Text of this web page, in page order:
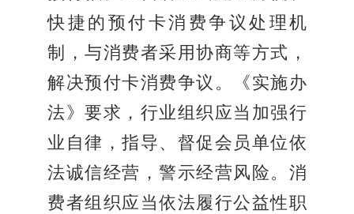
快捷的预付卡消费争议处理机
制，与消费者采用协商等方式，
解决预付卡消费争议。《实施办
法》要求，行业组织应当加强行
业自律，指导、督促会员单位依
法诚信经营，警示经营风险。消
费者组织应当依法履行公益性职